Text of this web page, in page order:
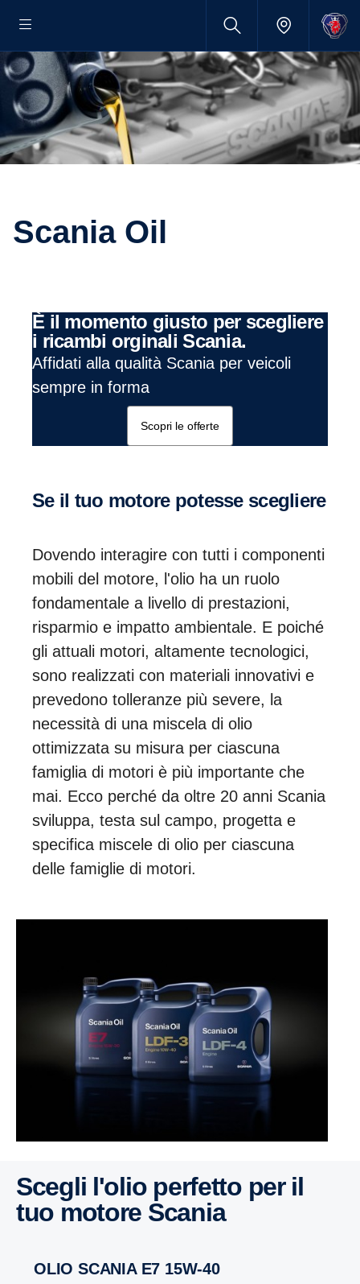
Scania Oil
È il momento giusto per scegliere
i ricambi orginali Scania.
Affidati alla qualità Scania per veicoli
sempre in forma
Scopri le offerte
Se il tuo motore potesse scegliere
Dovendo interagire con tutti i componenti
mobili del motore, l'olio ha un ruolo
fondamentale a livello di prestazioni,
risparmio e impatto ambientale. E poiché
gli attuali motori, altamente tecnologici,
sono realizzati con materiali innovativi e
prevedono tolleranze più severe, la
necessità di una miscela di olio
ottimizzata su misura per ciascuna
famiglia di motori è più importante che
mai. Ecco perché da oltre 20 anni Scania
sviluppa, testa sul campo, progetta e
specifica miscele di olio per ciascuna
delle famiglie di motori.
Scegli l'olio perfetto per il
tuo motore Scania
OLIO SCANIA E7 15W-40